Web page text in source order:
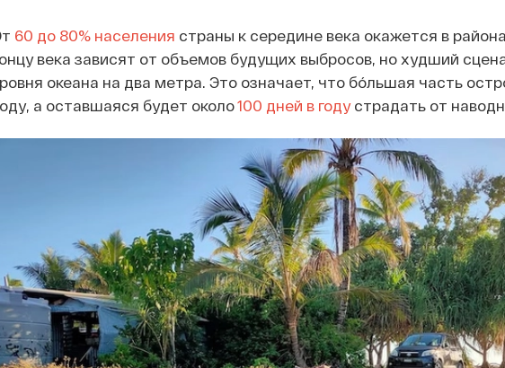
60 до 80% населения страны к середине века окажется в
века зависят от объемов будущих выбросов, но худший
океана на два метра. Это означает, что бóльшая часть
а оставшаяся будет около100 дней в годустрадать от